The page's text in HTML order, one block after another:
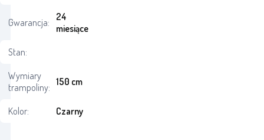
Gwarancja:
24
miesiące
Stan:
Wymiary
trampoliny: 150 cm
Kolor: Czarny